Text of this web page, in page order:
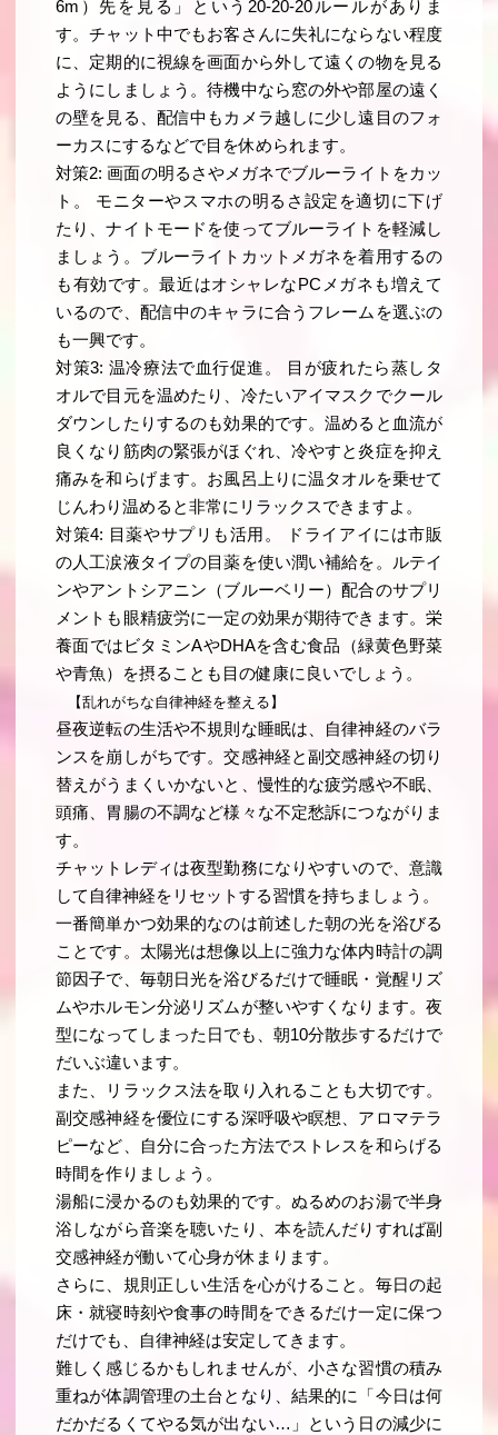
6m）先を見る」という20-20-20ルールがありま
す。チャット中でもお客さんに失礼にならない程度
に、定期的に視線を画面から外して遠くの物を見る
ようにしましょう。待機中なら窓の外や部屋の遠く
の壁を見る、配信中もカメラ越しに少し遠目のフォ
ーカスにするなどで目を休められます。
対策2: 画面の明るさやメガネでブルーライトをカッ
ト。 モニターやスマホの明るさ設定を適切に下げ
たり、ナイトモードを使ってブルーライトを軽減し
ましょう。ブルーライトカットメガネを着用するの
も有効です。最近はオシャレなPCメガネも増えて
いるので、配信中のキャラに合うフレームを選ぶの
も一興です。
対策3: 温冷療法で血行促進。 目が疲れたら蒸しタ
オルで目元を温めたり、冷たいアイマスクでクール
ダウンしたりするのも効果的です。温めると血流が
良くなり筋肉の緊張がほぐれ、冷やすと炎症を抑え
痛みを和らげます。お風呂上りに温タオルを乗せて
じんわり温めると非常にリラックスできますよ。
対策4: 目薬やサプリも活用。 ドライアイには市販
の人工涙液タイプの目薬を使い潤い補給を。ルテイ
ンやアントシアニン（ブルーベリー）配合のサプリ
メントも眼精疲労に一定の効果が期待できます。栄
養面ではビタミンAやDHAを含む食品（緑黄色野菜
や青魚）を摂ることも目の健康に良いでしょう。
【乱れがちな自律神経を整える】
昼夜逆転の生活や不規則な睡眠は、自律神経のバラ
ンスを崩しがちです。交感神経と副交感神経の切り
替えがうまくいかないと、慢性的な疲労感や不眠、
頭痛、胃腸の不調など様々な不定愁訴につながりま
す。
チャットレディは夜型勤務になりやすいので、意識
して自律神経をリセットする習慣を持ちましょう。
一番簡単かつ効果的なのは前述した朝の光を浴びる
ことです。太陽光は想像以上に強力な体内時計の調
節因子で、毎朝日光を浴びるだけで睡眠・覚醒リズ
ムやホルモン分泌リズムが整いやすくなります。夜
型になってしまった日でも、朝10分散歩するだけで
だいぶ違います。
また、リラックス法を取り入れることも大切です。
副交感神経を優位にする深呼吸や瞑想、アロマテラ
ピーなど、自分に合った方法でストレスを和らげる
時間を作りましょう。
湯船に浸かるのも効果的です。ぬるめのお湯で半身
浴しながら音楽を聴いたり、本を読んだりすれば副
交感神経が働いて心身が休まります。
さらに、規則正しい生活を心がけること。毎日の起
床・就寝時刻や食事の時間をできるだけ一定に保つ
だけでも、自律神経は安定してきます。
難しく感じるかもしれませんが、小さな習慣の積み
重ねが体調管理の土台となり、結果的に「今日は何
だかだるくてやる気が出ない…」という日の減少に